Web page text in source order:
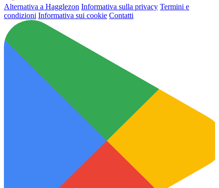
Alternativa a Hagglezon Informativa sulla privacy Termini e
condizioni Informativa sui cookie Contatti